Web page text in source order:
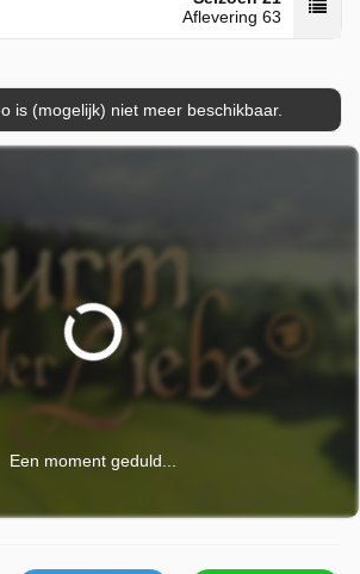
Aflevering 63
is (mogelijk) niet meer beschikbaar.
Een moment geduld...